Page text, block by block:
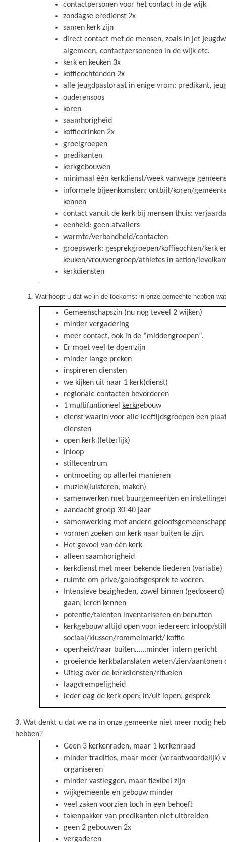
contactpersonen voor het contact in de wijk
zondagse eredienst 2x
samen kerk zijn
direct contact met de mensen, zoals in jet
algemeen, contactpersonenen in de wijk etc.
kerk en keuken 3x
koffieochtenden 2x
alle jeugdpastoraat in enige vrom: predikant,
ouderensoos
koren
saamhorigheid
koffiedrinken 2x
groeigroepen
predikanten
kerkgebouwen
minimaal één kerkdienst/week vanwege
informele bijeenkomsten; ontbijt/koren/
kennen
contact vanuit de kerk bij mensen thuis:
eenheid: geen afvallers
warmte/verbondheid/contacten
groepswerk: gesprekgroepen/koffieochten/kerk
keuken/vrouwengroep/athletes in action/
kerkdiensten
Wat hoopt u dat we in de toekomst in onze gemeente hebben
Gemeenschapszin (nu nog teveel 2 wijken)
minder vergadering
meer contact, ook in de “middengroepen”.
Er moet veel te doen zijn
minder lange preken
inspireren diensten
we kijken uit naar 1 kerk(dienst)
regionale contacten bevorderen
1 multifuntioneel
kerkgebouw
dienst waarin voor alle leeftijdsgroepen een
diensten
open kerk (letterlijk)
inloop
stiltecentrum
ontmoeting op allerlei manieren
muziek(luisteren, maken)
samenwerken met buurgemeenten en
aandacht groep 30-40 jaar
samenwerking met andere
vormen zoeken om kerk naar buiten te zijn.
Het gevoel van één kerk
alleen saamhorigheid
kerkdienst met meer bekende liederen (variatie)
ruimte om prive/geloofsgesprek te voeren.
Intensieve bezigheden, zowel binnen
gaan, leren kennen
potentie/talenten inventariseren en benutten
kerkgebouw altijd open voor iedereen: inloop/
sociaal/klussen/rommelmarkt/ koffie
openheid/naar buiten…...minder intern gericht
groeiende kerkbalanslaten weten/zien/aantonen
Uitleg over de kerkdiensten/rituelen
laagdrempeligheid
ieder dag de kerk open: in/uit lopen, gesprek
3. Wat denkt u dat we na in onze gemeente niet meer nodig
hebben?
Geen 3 kerkenraden, maar 1 kerkenraad
minder tradities, maar meer (verantwoordelijk)
organiseren
minder vastleggen, maar flexibel zijn
wijkgemeente en gebouw minder
veel zaken voorzien toch in een behoeft
takenpakker van predikanten niet uitbreiden
geen 2 gebouwen 2x
vergaderen